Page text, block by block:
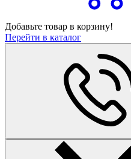
Добавьте товар в корзину!
Перейти в каталог